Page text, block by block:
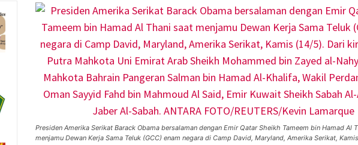
Presiden Amerika Serikat Barack Obama bersalaman dengan Emir Qatar Sheikh Tameem bin Hamad Al
menjamu Dewan Kerja Sama Teluk (GCC) enam negara di Camp David, Maryland, Amerika Serikat,